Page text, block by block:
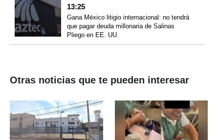
13:25
Gana México litigio internacional: no tendrá
que pagar deuda millonaria de Salinas
Pliego en EE. UU.
Otras noticias que te pueden interesar